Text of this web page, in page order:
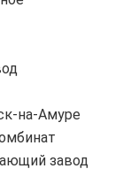
на-Амуре
завод